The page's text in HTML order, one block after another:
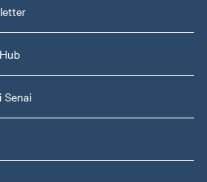
Senai